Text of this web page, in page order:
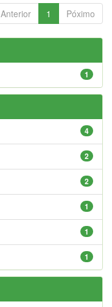
Anterior 1 Póximo
1
4
2
2
1
1
1